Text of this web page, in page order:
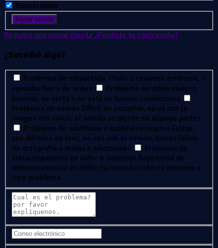
Recuérdame
Registre una nueva cuenta ¿Perdiste tu contraseña?
¿Sucedió algo?
Problema de etiquetado Título o resumen erróneos, o
episodio fuera de orden
Problema de vídeo Imagen
borrosa, se corta o no está en buenas condiciones
Problema de sonido Difícil de escuchar, no va con la
imagen del video, el sonido se pierde en algunas partes
Problema de subtítulos o subtítulos ocultos Faltan,
son difíciles de leer, no van con el sonido, tienen faltas
de ortografía o malas traducciones
Problema de
almacenamiento en búfer o conexión Repetición de
almacenamiento en búfer, la reproducción no empieza u
otro problema